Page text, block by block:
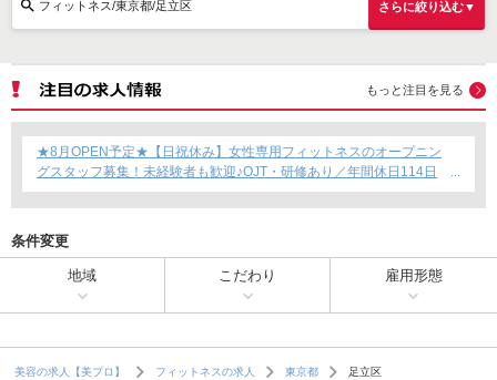
フィットネス/東京都/足立区 さらに絞り込む▼
もっと注目を見る
★8月OPEN予定★【日祝休み】女性専用フィットネスのオープニン
グスタッフ募集！未経験者も歓迎♪OJT・研修あり／年間休日114日
／賞与年2回支給／育児短時間勤務制度あり◎
条件変更
地域 こだわり 雇用形態
美容の求人【美プロ】 フィットネスの求人 東京都 足立区